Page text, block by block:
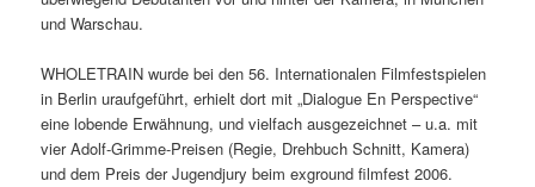
und Warschau.
WHOLETRAIN wurde bei den 56. Internationalen Filmfestspielen
in Berlin uraufgeführt, erhielt dort mit „Dialogue En Perspective“
eine lobende Erwähnung, und vielfach ausgezeichnet – u.a. mit
vier Adolf-Grimme-Preisen (Regie, Drehbuch Schnitt, Kamera)
und dem Preis der Jugendjury beim exground filmfest 2006.